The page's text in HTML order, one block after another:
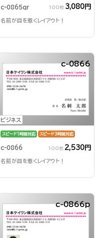
c-0865qr 100枚 3,080円
名前が目を惹くレイアウト！
ビジネス
c-0866
スピード1時間対応 スピード3時間対応
c-0866 100枚 2,530円
名前が目を惹くレイアウト！
c-0866p